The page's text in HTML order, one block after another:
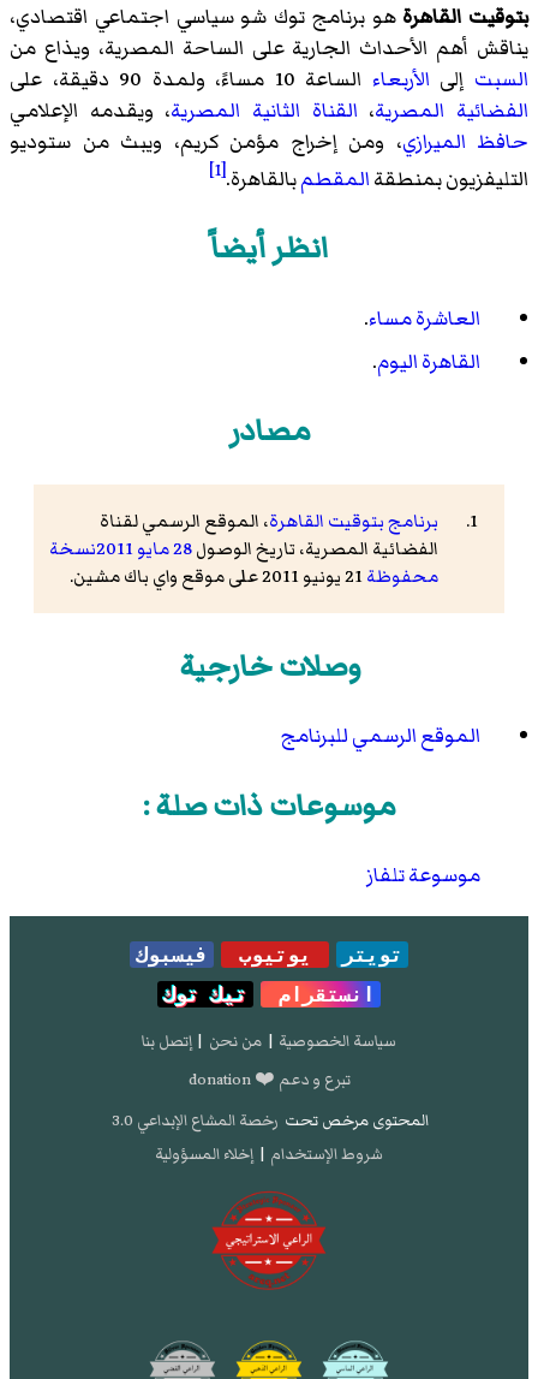
بتوقيت القاهرة هو برنامج توك شو سياسي اجتماعي اقتصادي،
يناقش أهم الأحداث الجارية على الساحة المصرية، ويذاع من
السبت إلى الأربعاء الساعة 10 مساءً، ولمدة 90 دقيقة، على
الفضائية المصرية، القناة الثانية المصرية، ويقدمه الإعلامي
حافظ الميرازي، ومن إخراج مؤمن كريم، ويبث من ستوديو
التليفزيون بمنطقةالمقطمبالقاهرة.[1]
انظر أيضاً
العاشرة مساء.
القاهرة اليوم.
مصادر
برنامج بتوقيت القاهرة، الموقع الرسمي لقناة
الفضائية المصرية، تاريخ الوصول28 مايو 2011نسخة
محفوظة
وصلات خارجية
الموقع الرسمي للبرنامج
موسوعات ذات صلة :
موسوعة تلفاز
تويتر يوتيوب
فيسبوك
انستقرام
تيك توك
سياسة الخصوصية | من نحن | إتصل بنا
تبرع و دعم ❤️ donation
المحتوى مرخص تحت رخصة المشاع الإبداعي 3.0
شروط الإستخدام | إخلاء المسؤولية